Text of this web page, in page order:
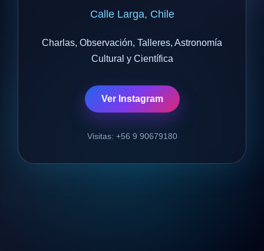
Calle Larga, Chile
Charlas, Observación, Talleres, Astronomía
Cultural y Científica
Ver Instagram
Visitas: +56 9 90679180